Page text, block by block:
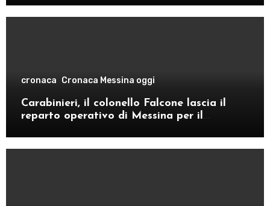
cronaca Cronaca Messina oggi
Carabinieri, il colonello Falcone lascia il
reparto operativo di Messina per il